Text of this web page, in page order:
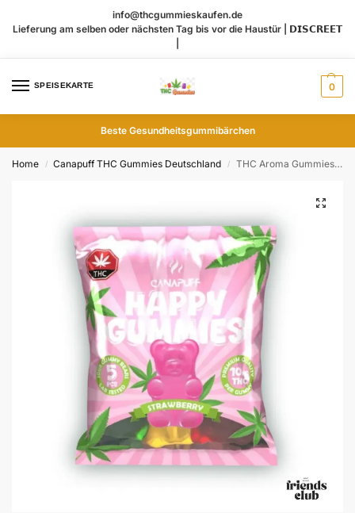
info@thcgummieskaufen.de
Lieferung am selben oder nächsten Tag bis vor die Haustür | 𝗗𝗜𝗦𝗖𝗥𝗘𝗘𝗧
SPEISEKARTE 0
Beste Gesundheitsgummibärchen
Home / Canapuff THC Gummies​ Deutschland / THC Aroma Gummies Strawberry